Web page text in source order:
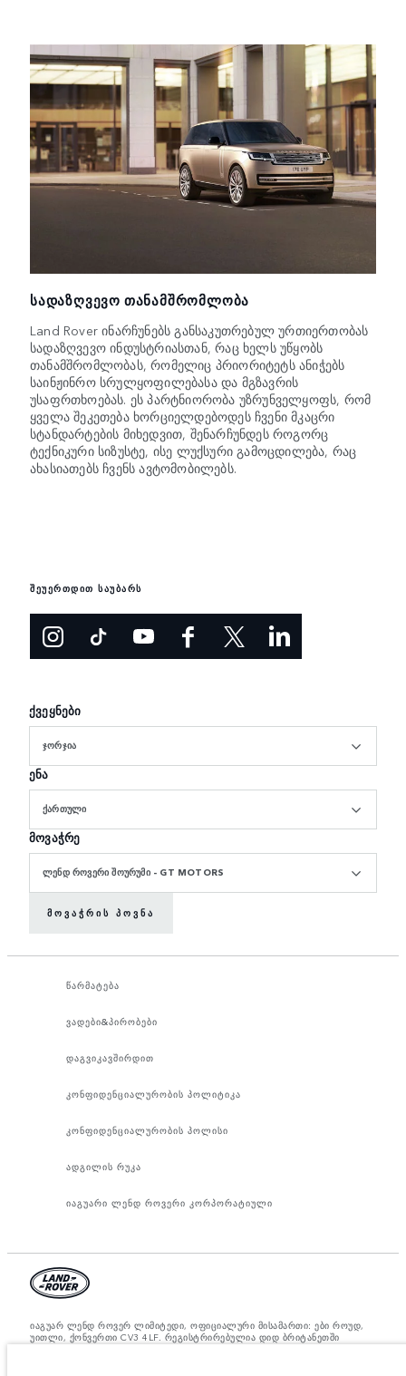
ᲡᲐᲓᲐᲖᲦᲕᲔᲕᲝ ᲗᲐᲜᲐᲛᲨᲠᲝᲛᲚᲝᲑᲐ
Land Rover ინარჩუნებს განსაკუთრებულ ურთიერთობას
სადაზღვევო ინდუსტრიასთან, რაც ხელს უწყობს
თანამშრომლობას, რომელიც პრიორიტეტს ანიჭებს
საინჟინრო სრულყოფილებასა და მგზავრის
უსაფრთხოებას. ეს პარტნიორობა უზრუნველყოფს, რომ
ყველა შეკეთება ხორციელდებოდეს ჩვენი მკაცრი
სტანდარტების მიხედვით, შენარჩუნდეს როგორც
ტექნიკური სიზუსტე, ისე ლუქსური გამოცდილება, რაც
ახასიათებს ჩვენს ავტომობილებს.
შეუერთდით საუბარს
ქვეყნები
ᲯᲝᲠᲯᲘᲐ
ენა
ᲥᲐᲠᲗᲣᲚᲘ
მოვაჭრე
ᲚᲔᲜᲓ ᲠᲝᲕᲔᲠᲘ ᲨᲝᲣᲠᲣᲛᲘ - GT MOTORS
ᲛᲝᲕᲐᲭᲠᲘᲡ ᲞᲝᲕᲜᲐ
წარმატება
ვადები&პირობები
დაგვიკავშირდით
კონფიდენციალურობის პოლიტიკა
კონფიდენციალურობის პოლისი
ადგილის რუკა
იაგუარი ლენდ როვერი კორპორატიული
იაგუარ ლენდ როვერ ლიმიტედი, ოფიციალური მისამართი: ები როუდ,
უითლი, ქონვერთი CV3 4LF. რეგისტრირებულია დიდ ბრიტანეთში